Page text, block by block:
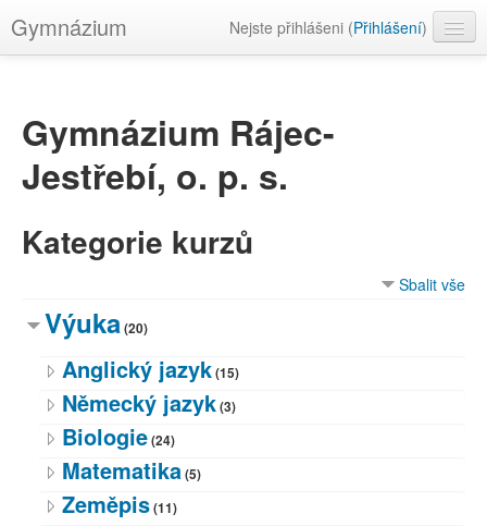
Gymnázium Nejste přihlášeni (Přihlášení)
Gymnázium Rájec-
Jestřebí, o. p. s.
Kategorie kurzů
Sbalit vše
Výuka(20)
Anglický jazyk(15)
Německý jazyk(3)
Biologie(24)
Matematika(5)
Zeměpis(11)